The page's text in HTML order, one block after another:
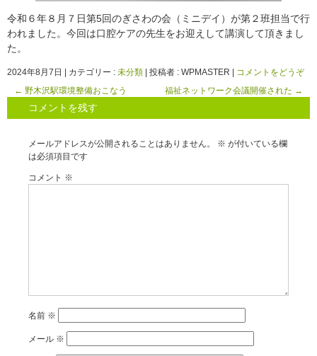
令和６年８月７日第5回のぎさわの会（ミニデイ）が第２班担当で行
われました。今回は口腔ケアの先生をお迎えして講演して頂きまし
た。
2024年8月7日 カテゴリー : 未分類 投稿者 : WPMASTER
コメントをどうぞ
← 野木沢駅環境整備おこなう 福祉ネットワーク会議開催された →
コメントを残す
メールアドレスが公開されることはありません。 ※ が付いている欄
は必須項目です
コメント ※
名前 ※
メール ※